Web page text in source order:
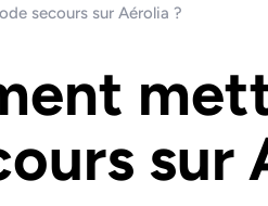
secours sur Aérolia ?
sur